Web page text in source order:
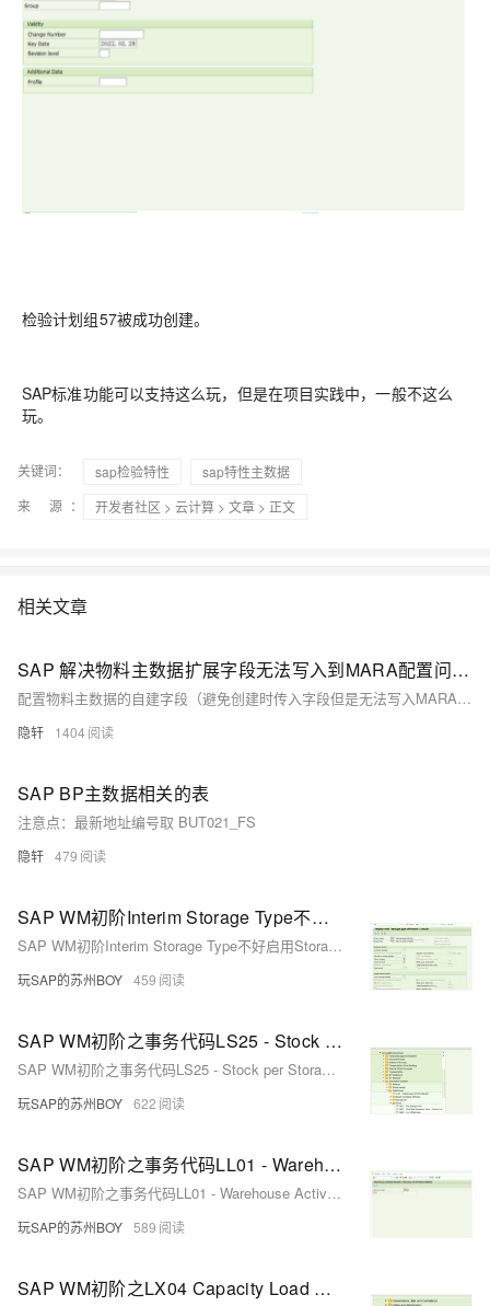
检验计划组57被成功创建。
SAP标准功能可以支持这么玩，但是在项目实践中，一般不这么
玩。
关键词： sap检验特性
sap特性主数据
来 源：
开发者社区 > 云计算 > 文章 > 正文
相关文章
SAP 解决物料主数据扩展字段无法写入到MARA配置问题详解
配置物料主数据的自建字段（避免创建时传入字段但是无法写入MARA表）
隐轩 1404
SAP BP主数据相关的表
注意点：最新地址编号取 BUT021_FS
隐轩 479
SAP WM初阶Interim Storage Type不好启用Storage Unit Management
SAP WM初阶Interim Storage Type不好启用Storage Unit Management
玩SAP的苏州BOY 459
SAP WM初阶之事务代码LS25 - Stock per Storage Bin
SAP WM初阶之事务代码LS25 - Stock per Storage Bin
玩SAP的苏州BOY 622
SAP WM初阶之事务代码LL01 - Warehouse Activity Monitor
SAP WM初阶之事务代码LL01 - Warehouse Activity Monitor
玩SAP的苏州BOY 589
SAP WM初阶之LX04 Capacity Load Utilization